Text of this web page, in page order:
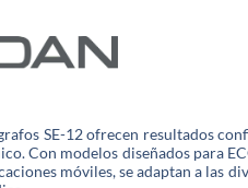
SE-12 ofrecen resultados
Con modelos diseñados para
móviles, se adaptan a las